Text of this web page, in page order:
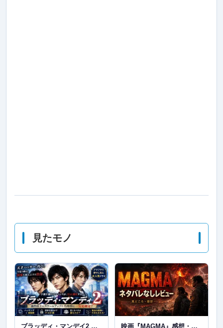
見たモノ
ブラッディ・マンデイ2 感想・レビュー｜Amazonプライムで一気見！見どころをネタバレなしで紹介 映画『MAGMA』感想・レビュー｜世界規模の火山災害を描くパニック映画